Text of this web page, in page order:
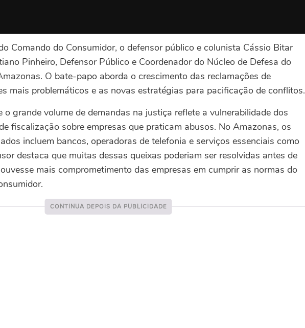
Comando do Consumidor, o defensor público e colunista Cássio Bitar
Pinheiro, Defensor Público e Coordenador do Núcleo de Defesa do
O bate-papo aborda o crescimento das reclamações de
mais problemáticos e as novas estratégias para pacificação de conflitos.
o grande volume de demandas na justiça reflete a vulnerabilidade dos
fiscalização sobre empresas que praticam abusos. No Amazonas, os
incluem bancos, operadoras de telefonia e serviços essenciais como
destaca que muitas dessas queixas poderiam ser resolvidas antes de
mais comprometimento das empresas em cumprir as normas do